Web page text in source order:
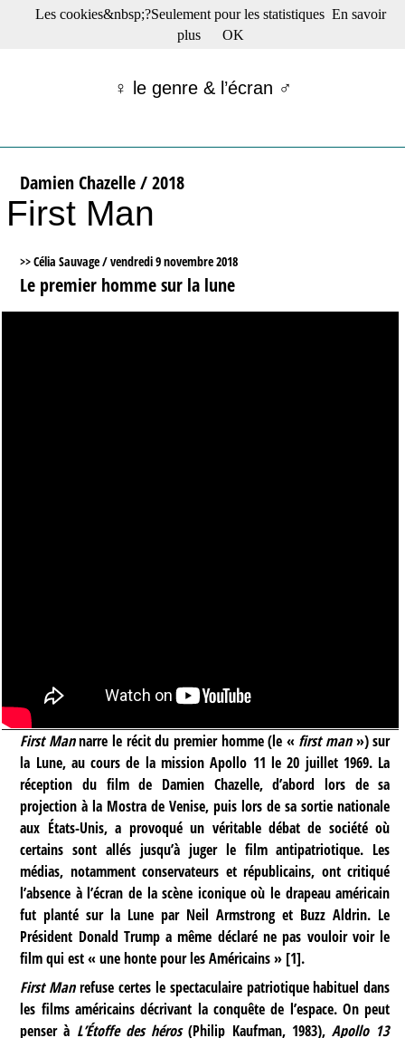
☰ Menu
Films récents
Tribunes
Bloc-notes
Archives
S’abonner à la Lettre !
♀ le genre & l’écran ♂
Damien Chazelle / 2018
First Man
>> Célia Sauvage /vendredi 9 novembre 2018
Le premier homme sur la lune
First Mannarre le récit du premier homme (le « first man») sur
la Lune, au cours de la mission Apollo 11 le 20 juillet 1969. La
réception du film de Damien Chazelle, d’abord lors de sa
projection à la Mostra de Venise, puis lors de sa sortie nationale
aux États-Unis, a provoqué un véritable débat de société où
certains sont allés jusqu’à juger le film antipatriotique. Les
médias, notamment conservateurs et républicains, ont critiqué
l’absence à l’écran de la scène iconique où le drapeau américain
fut planté sur la Lune par Neil Armstrong et Buzz Aldrin. Le
Président Donald Trump a même déclaré ne pas vouloir voir le
film qui est « une honte pour les Américains » [1].
First Manrefuse certes le spectaculaire patriotique habituel dans
les films américains décrivant la conquête de l’espace. On peut
penser à L’Étoffe des héros(Philip Kaufman, 1983),Apollo 13
Les cookies&nbsp;?Seulement pour les statistiques En savoir
plus
OK